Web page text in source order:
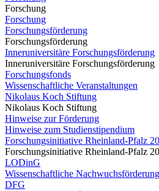
Forschung
Forschung
Forschungsförderung
Forschungsförderung
Inneruniversitäre Forschungsförderung
Inneruniversitäre Forschungsförderung
Forschungsfonds
Wissenschaftliche Veranstaltungen
Nikolaus Koch Stiftung
Nikolaus Koch Stiftung
Hinweise zur Förderung
Hinweise zum Studienstipendium
Forschungsinitiative Rheinland-Pfalz
Forschungsinitiative Rheinland-Pfalz
LODinG
Wissenschaftliche Nachwuchsförderung
DFG